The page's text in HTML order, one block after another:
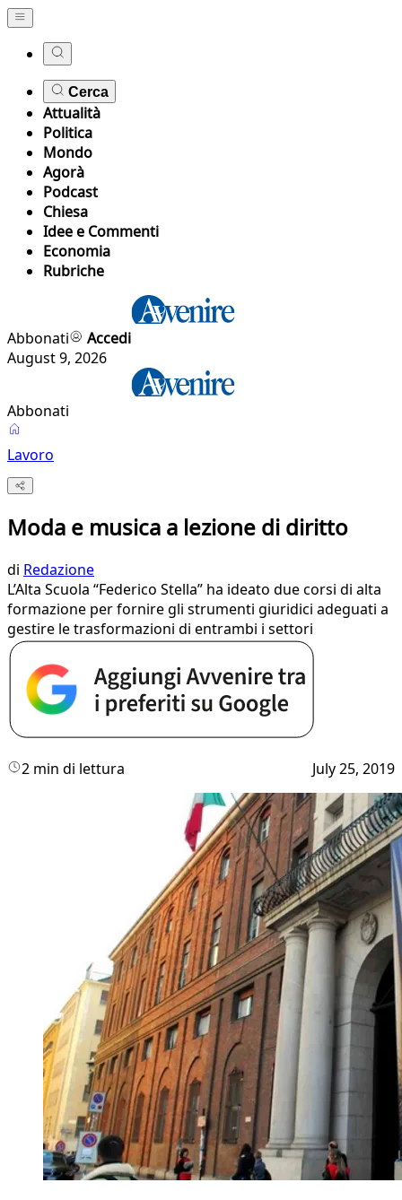
Cerca
Attualità
Politica
Mondo
Agorà
Podcast
Chiesa
Idee e Commenti
Economia
Rubriche
Abbonati
Accedi
August 9, 2026
Abbonati
Lavoro
Moda e musica a lezione di diritto
di Redazione
L’Alta Scuola “Federico Stella” ha ideato due corsi di alta
formazione per fornire gli strumenti giuridici adeguati a
gestire le trasformazioni di entrambi i settori
2 min di lettura July 25, 2019